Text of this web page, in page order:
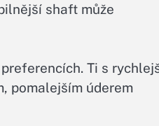
shaft může
Ti s
pomalejším úderem